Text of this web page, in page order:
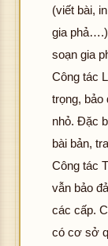
(viết bài,
gia
soạn gia
Công tác
trọng,
nhỏ. Đặc
bài bản,
Công tác
vẫn bảo
các cấp.
có cơ sở